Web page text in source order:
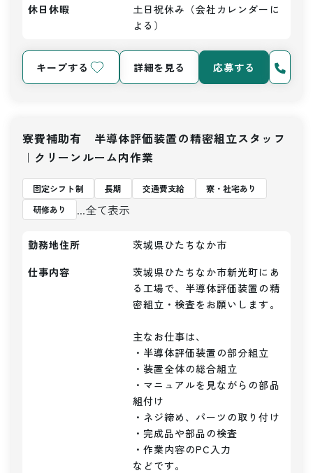
休日休暇
土日祝休み（会社カレンダーに
よる）
キープする 詳細を見る 応募する
寮費補助有 半導体評価装置の精密組立スタッフ
｜クリーンルーム内作業
固定シフト制 長期 交通費支給
寮・社宅あり
研修あり
...全て表示
勤務地住所
茨城県ひたちなか市
仕事内容
茨城県ひたちなか市新光町にあ
る工場で、半導体評価装置の精
密組立・検査をお願いします。
主なお仕事は、
・半導体評価装置の部分組立
・装置全体の総合組立
・マニュアルを見ながらの部品
組付け
・ネジ締め、パーツの取り付け
・完成品や部品の検査
・作業内容のPC入力
などです。